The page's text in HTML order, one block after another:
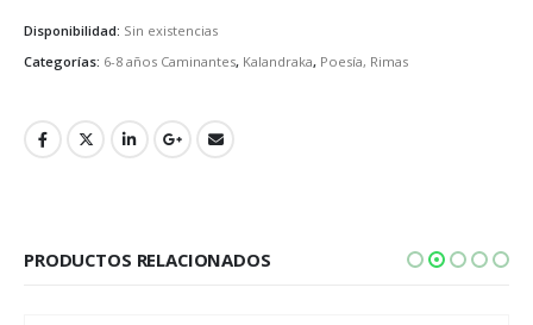
Disponibilidad: Sin existencias
Categorías: 6-8 años Caminantes, Kalandraka, Poesía, Rimas
PRODUCTOS RELACIONADOS